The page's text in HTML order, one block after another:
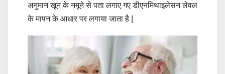
अनुमान खून के नमूने से पता लगाए गए डीएनमिथाइलेसन लेवल
के मापन के आधार पर लगाया जाता है |